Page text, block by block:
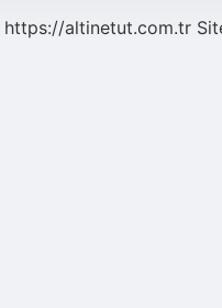
https://altinetut.com.tr